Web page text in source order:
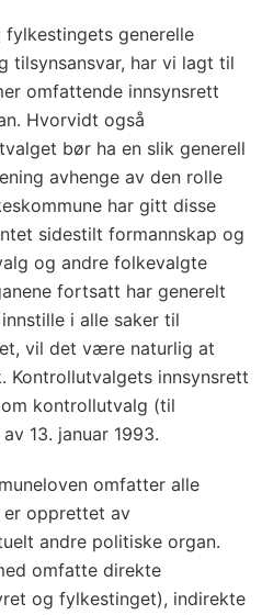
generelle
tilsynsansvar, har vi lagt til
omfattende innsynsrett
Hvorvidt også
bør ha en slik generell
avhenge av den rolle
har gitt disse
sidestilt formannskap og
og andre folkevalgte
fortsatt har generelt
i alle saker til
vil det være naturlig at
Kontrollutvalgets innsynsrett
kontrollutvalg (til
13. januar 1993.
omfatter alle
er opprettet av
andre politiske organ.
omfatte direkte
og fylkestinget), indirekte